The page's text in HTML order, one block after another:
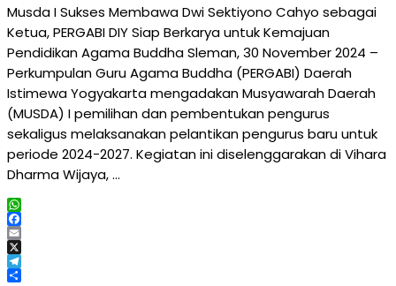
Musda I Sukses Membawa Dwi Sektiyono Cahyo sebagai
Ketua, PERGABI DIY Siap Berkarya untuk Kemajuan
Pendidikan Agama Buddha Sleman, 30 November 2024 –
Perkumpulan Guru Agama Buddha (PERGABI) Daerah
Istimewa Yogyakarta mengadakan Musyawarah Daerah
(MUSDA) I pemilihan dan pembentukan pengurus
sekaligus melaksanakan pelantikan pengurus baru untuk
periode 2024-2027. Kegiatan ini diselenggarakan di Vihara
Dharma Wijaya, …
WhatsApp
Facebook
Email
X
Telegram